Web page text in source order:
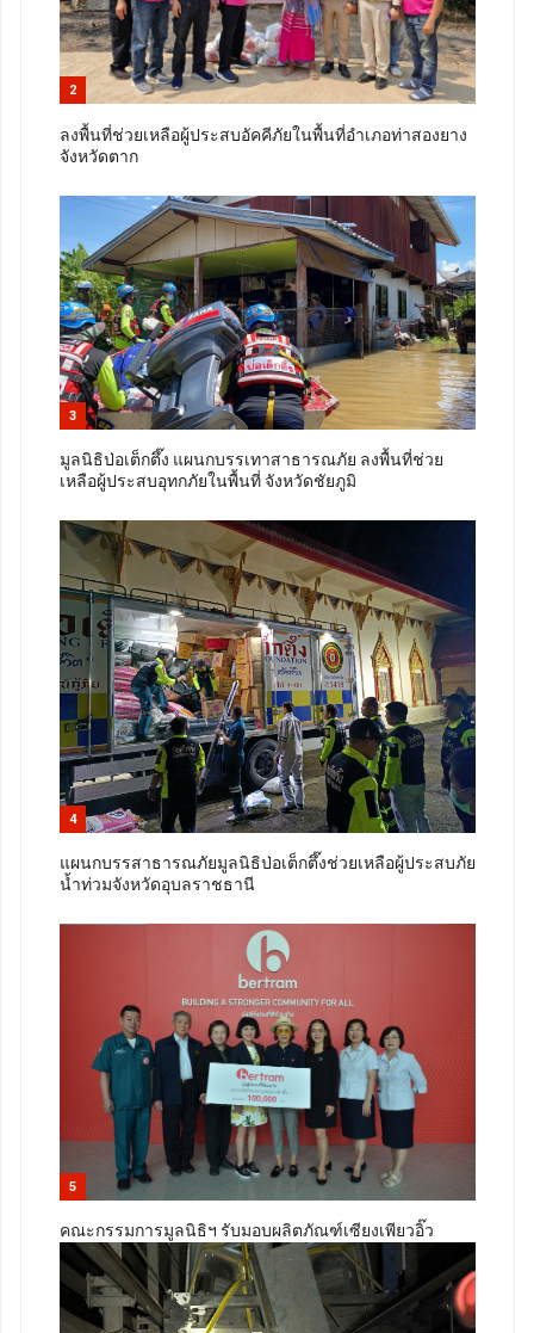
2
ลงพื้นที่ช่วยเหลือผู้ประสบอัคคีภัยในพื้นที่อำเภอท่าสองยาง
จังหวัดตาก
3
มูลนิธิป่อเต็กตึ๊ง แผนกบรรเทาสาธารณภัย ลงพื้นที่ช่วย
เหลือผู้ประสบอุทกภัยในพื้นที่ จังหวัดชัยภูมิ
4
แผนกบรรสาธารณภัยมูลนิธิป่อเต็กตึ๊งช่วยเหลือผู้ประสบภัย
น้ำท่วมจังหวัดอุบลราชธานี
5
คณะกรรมการมูลนิธิฯ รับมอบผลิตภัณฑ์เซียงเพียวอิ๊ว